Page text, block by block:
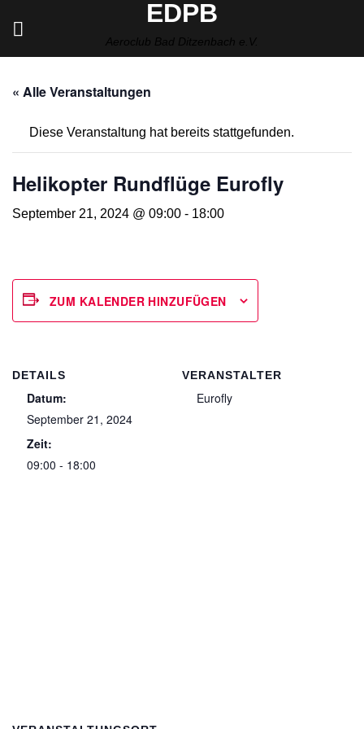
EDPB
Aeroclub Bad Ditzenbach e.V.
« Alle Veranstaltungen
Diese Veranstaltung hat bereits stattgefunden.
Helikopter Rundflüge Eurofly
September 21, 2024 @ 09:00 - 18:00
ZUM KALENDER HINZUFÜGEN
DETAILS
Datum:
September 21, 2024
Zeit:
09:00 - 18:00
VERANSTALTER
Eurofly